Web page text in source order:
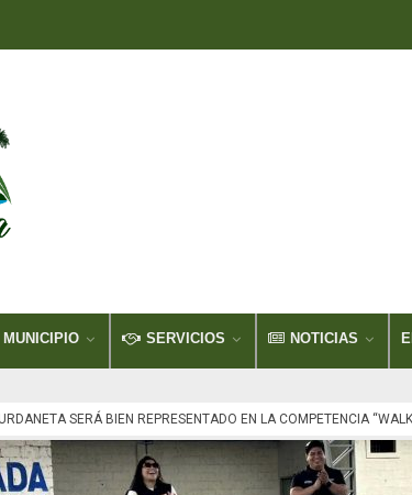
MUNICIPIO SERVICIOS NOTICIAS
SERÁ BIEN REPRESENTADO EN LA COMPETENCIA